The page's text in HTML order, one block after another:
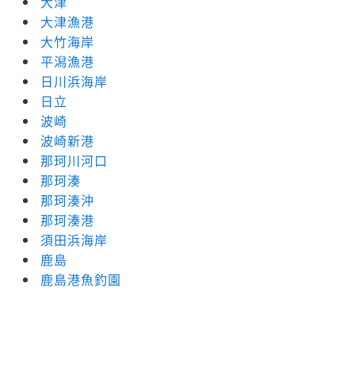
大津漁港
大竹海岸
平潟漁港
日川浜海岸
日立
波崎
波崎新港
那珂川河口
那珂湊
那珂湊沖
那珂湊港
須田浜海岸
鹿島
鹿島港魚釣園